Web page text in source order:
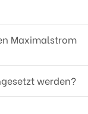
Maximalstrom
werden?